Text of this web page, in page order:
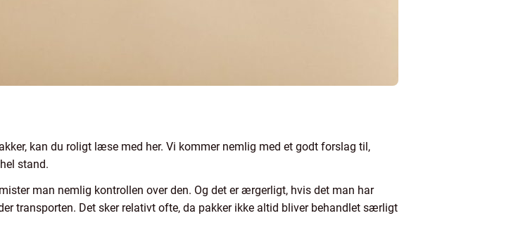
kan du roligt læse med her. Vi kommer nemlig med et godt forslag til,
stand.
man nemlig kontrollen over den. Og det er ærgerligt, hvis det man har
transporten. Det sker relativt ofte, da pakker ikke altid bliver behandlet særligt